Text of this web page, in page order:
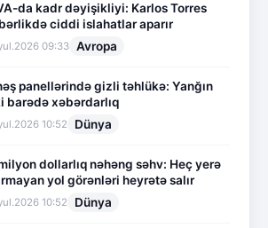
da kadr dəyişikliyi: Karlos Torres
ciddi islahatlar aparır
09:33 Avropa
panellərində gizli təhlükə: Yanğın
barədə xəbərdarlıq
10:52 Dünya
dollarlıq nəhəng səhv: Heç yerə
yol görənləri heyrətə salır
10:52 Dünya